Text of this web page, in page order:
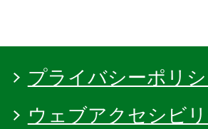
プライバシーポリ
ウェブアクセシビ